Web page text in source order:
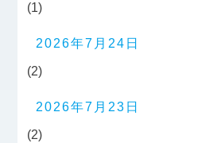
(1)
2026年7月24日
(2)
2026年7月23日
(2)